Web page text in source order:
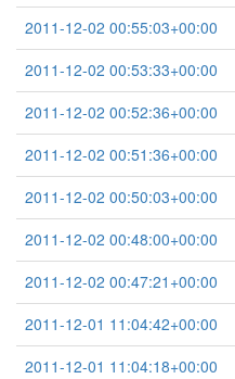
2011-12-02 00:55:03+00:00
2011-12-02 00:53:33+00:00
2011-12-02 00:52:36+00:00
2011-12-02 00:51:36+00:00
2011-12-02 00:50:03+00:00
2011-12-02 00:48:00+00:00
2011-12-02 00:47:21+00:00
2011-12-01 11:04:42+00:00
2011-12-01 11:04:18+00:00